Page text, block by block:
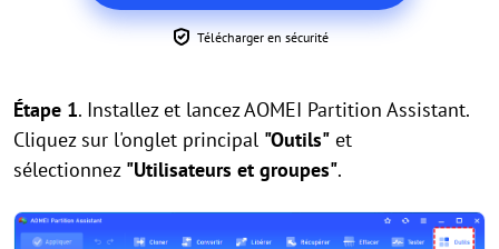
Télécharger en sécurité
Étape 1. Installez et lancez AOMEI Partition Assistant.
Cliquez sur l'onglet principal "Outils" et
sélectionnez "Utilisateurs et groupes".